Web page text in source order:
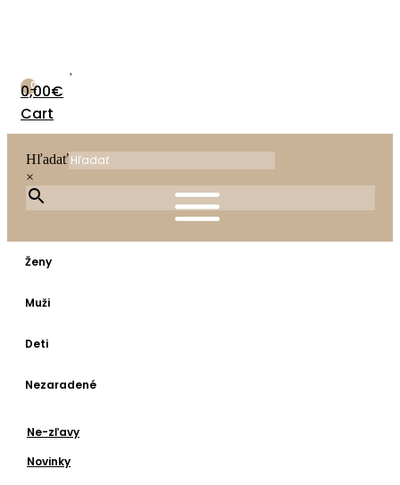
0
0,00€
Cart
Hľadať
×
Ženy
Muži
Deti
Nezaradené
Ne-zľavy
Novinky